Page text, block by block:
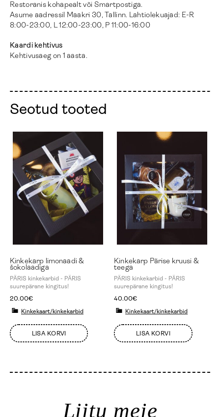
Restoranis kohapealt või Smartpostiga.
Asume aadressil Maakri 30, Tallinn. Lahtiolekuajad: E-R
8:00-23:00, L 12:00-23:00, P 11:00-16:00
Kaardi kehtivus
Kehtivusaeg on 1 aasta.
Seotud tooted
Kinkekarp limonaadi &
šokolaadiga
PÄRIS kinkekarbid - PÄRIS
suurepärane kingitus!
20.00€
Kinkekaart/kinkekarbid
LISA KORVI
Kinkekarp Pärise kruusi &
teega
PÄRIS kinkekarbid - PÄRIS
suurepärane kingitus!
40.00€
Kinkekaart/kinkekarbid
LISA KORVI
Liitu meie